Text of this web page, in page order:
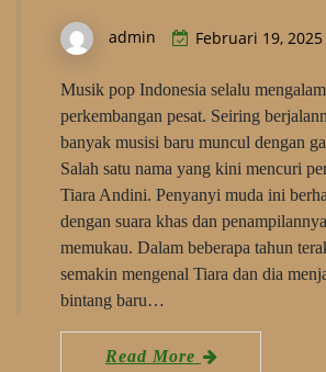
admin Februari 19, 2025
Musik pop Indonesia selalu
perkembangan pesat. Seiring
banyak musisi baru muncul dengan
Salah satu nama yang kini mencuri
Tiara Andini. Penyanyi muda ini
dengan suara khas dan
memukau. Dalam beberapa tahun
semakin mengenal Tiara dan dia
bintang baru…
Read More